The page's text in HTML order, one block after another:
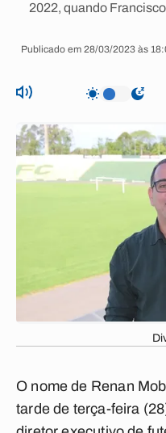
2022, quando
Publicado em 28/03/2023 às
O nome de Renan
tarde de terça-feira